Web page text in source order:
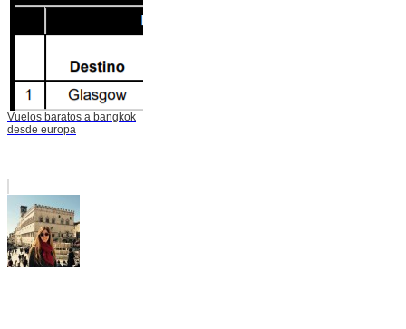
Vuelos baratos a bangkok
desde europa